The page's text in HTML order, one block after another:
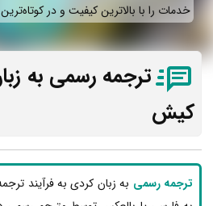
خدمات را با بالاترین کیفیت و در
ترجمه رسمی به
کیش
ترجمه رسمی به زبان کردی به فرآیند